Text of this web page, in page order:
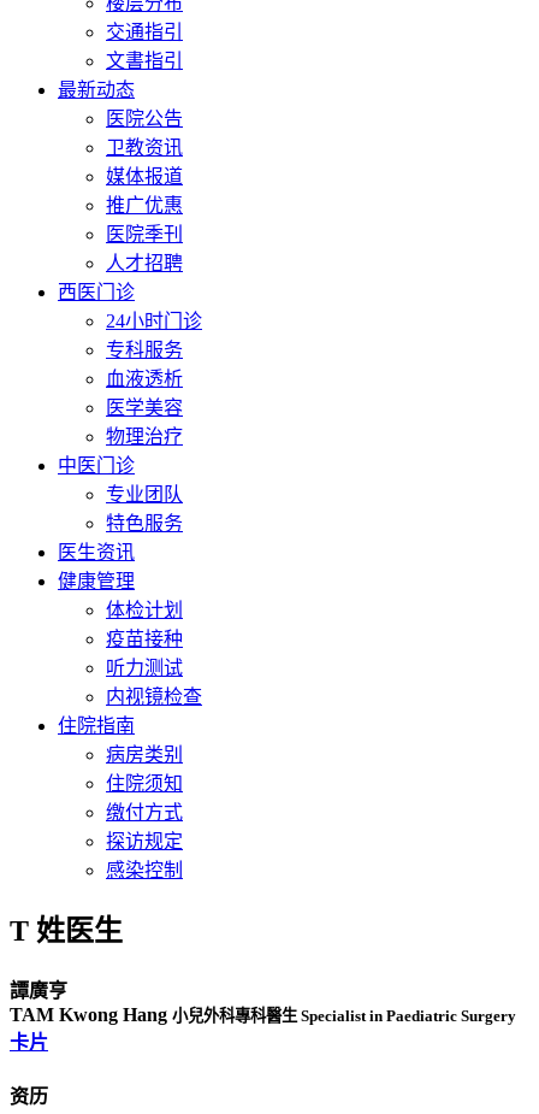
交通指引
文書指引
最新动态
医院公告
卫教资讯
媒体报道
推广优惠
医院季刊
人才招聘
西医门诊
24小时门诊
专科服务
血液透析
医学美容
物理治疗
中医门诊
专业团队
特色服务
医生资讯
健康管理
体检计划
疫苗接种
听力测试
内视镜检查
住院指南
病房类别
住院须知
缴付方式
探访规定
感染控制
T 姓医生
譚廣亨
TAM Kwong Hang 小兒外科專科醫生 Specialist in Paediatric Surgery
卡片
资历